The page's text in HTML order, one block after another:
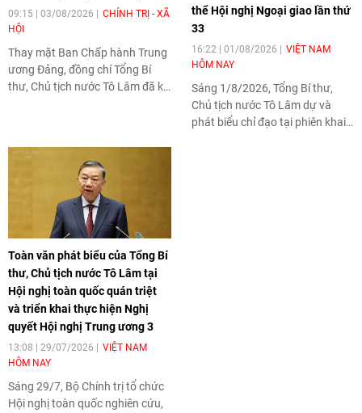
09:15 | 03/08/2026
CHÍNH TRỊ - XÃ
HỘI
Thay mặt Ban Chấp hành Trung
ương Đảng, đồng chí Tổng Bí
thư, Chủ tịch nước Tô Lâm đã ký
dựng và phát triển Việt Nam trở
thành quốc gia biển mạnh (Nghị
quyết số 20-NQ/TW, ngày
28/7/2026).
thể Hội nghị Ngoại giao lần thứ
33
16:22 | 01/08/2026
VIỆT NAM
HÔM NAY
Sáng 1/8/2026, Tổng Bí thư,
Chủ tịch nước Tô Lâm dự và
phát biểu chỉ đạo tại phiên khai
Toàn văn phát biểu của Tổng Bí
thư, Chủ tịch nước Tô Lâm tại
Hội nghị toàn quốc quán triệt
và triển khai thực hiện Nghị
quyết Hội nghị Trung ương 3
13:08 | 29/07/2026
VIỆT NAM
HÔM NAY
Sáng 29/7, Bộ Chính trị tổ chức
Hội nghị toàn quốc nghiên cứu,